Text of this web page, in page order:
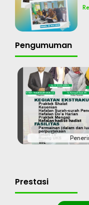
Pengumuman
Prestasi